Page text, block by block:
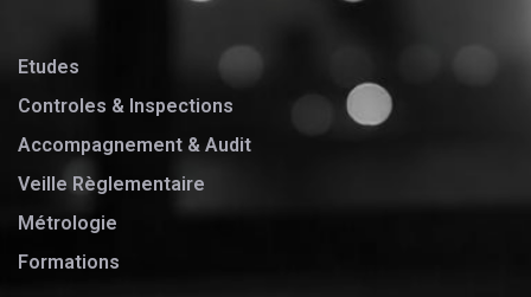
Etudes
Controles & Inspections
Accompagnement & Audit
Veille Règlementaire
Métrologie
Formations